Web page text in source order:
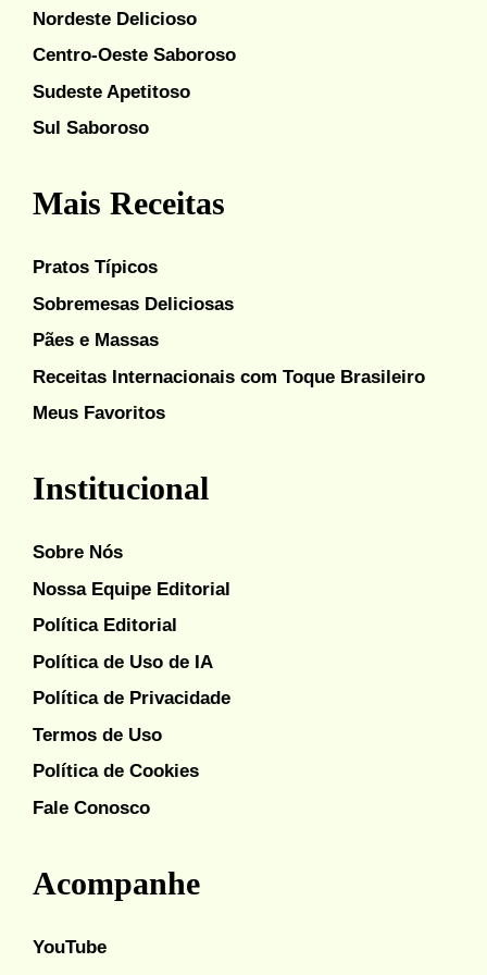
Nordeste Delicioso
Centro-Oeste Saboroso
Sudeste Apetitoso
Sul Saboroso
Mais Receitas
Pratos Típicos
Sobremesas Deliciosas
Pães e Massas
Receitas Internacionais com Toque Brasileiro
Meus Favoritos
Institucional
Sobre Nós
Nossa Equipe Editorial
Política Editorial
Política de Uso de IA
Política de Privacidade
Termos de Uso
Política de Cookies
Fale Conosco
Acompanhe
YouTube